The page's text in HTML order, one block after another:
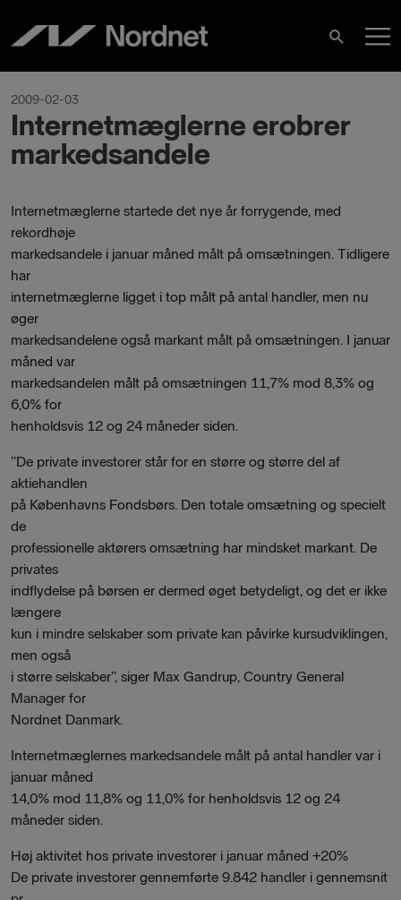
content
Search
2009-02-03
Internetmæglerne erobrer
markedsandele
Internetmæglerne startede det nye år forrygende, med
rekordhøje
markedsandele i januar måned målt på omsætningen. Tidligere
har
internetmæglerne ligget i top målt på antal handler, men nu
øger
markedsandelene også markant målt på omsætningen. I januar
måned var
markedsandelen målt på omsætningen 11,7% mod 8,3% og
6,0% for
henholdsvis 12 og 24 måneder siden.
”De private investorer står for en større og større del af
aktiehandlen
på Københavns Fondsbørs. Den totale omsætning og specielt
de
professionelle aktørers omsætning har mindsket markant. De
privates
indflydelse på børsen er dermed øget betydeligt, og det er ikke
længere
kun i mindre selskaber som private kan påvirke kursudviklingen,
men også
i større selskaber”, siger Max Gandrup, Country General
Manager for
Nordnet Danmark.
Internetmæglernes markedsandele målt på antal handler var i
januar måned
14,0% mod 11,8% og 11,0% for henholdsvis 12 og 24
måneder siden.
Høj aktivitet hos private investorer i januar måned +20%
De private investorer gennemførte 9.842 handler i gennemsnit